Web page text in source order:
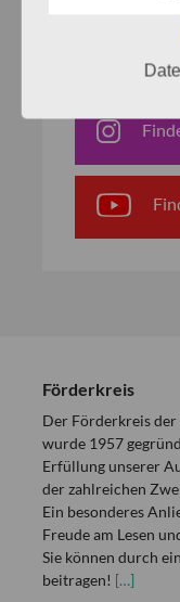
Förderkreis
Der Förderkreis der
wurde 1957
Erfüllung unserer
der zahlreichen
Ein besonderes
Freude am Lesen
Sie können durch
beitragen! […]